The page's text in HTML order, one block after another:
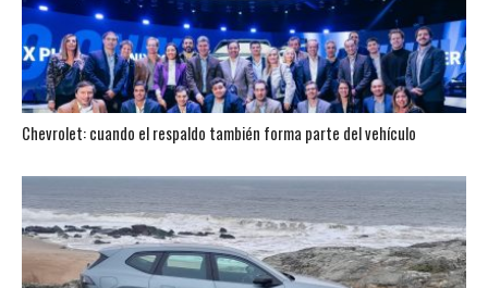
Chevrolet: cuando el respaldo también forma parte del vehículo